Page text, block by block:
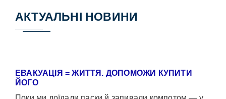
АКТУАЛЬНІ НОВИНИ
ЕВАКУАЦІЯ = ЖИТТЯ. ДОПОМОЖИ КУПИТИ
ЙОГО